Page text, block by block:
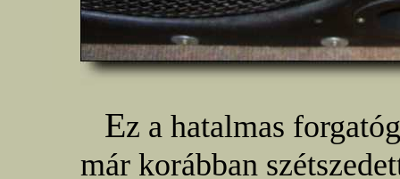
Ez a hatalmas
már korábban